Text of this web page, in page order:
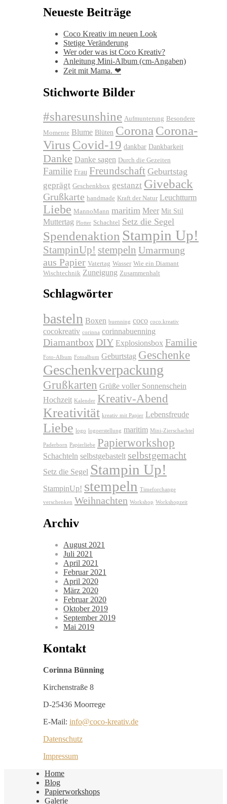
Neueste Beiträge
Coco Kreativ im neuen Look
Stetige Veränderung
Wer oder was ist Coco Kreativ?
Anleitung Mini-Album (cm-Angaben)
Zeit mit Mama. ❤
Stichworte Bilder
#sharesunshine Aufmunterung Besondere
Momente Blume Blüten Corona Corona-
Virus Covid-19 dankbar Dankbarkeit
Danke Danke sagen Durch die Gezeiten
Familie Frau Freundschaft Geburtstag
geprägt Geschenkbox gestanzt Giveback
Grußkarte handmade Kraft der Natur Leuchtturm
Liebe MannoMann maritim Meer Mit Stil
Muttertag Plotter Schachtel Setz die Segel
Spendenaktion Stampin Up!
StampinUp! stempeln Umarmung
aus Papier Vatertag Wasser Wie ein Diamant
Wischtechnik Zuneigung Zusammenhalt
Schlagwörter
basteln Boxen buenning coco coco.kreativ
cocokreativ corinna corinnabuenning
Diamantbox DIY Explosionsbox Familie
Foto-Album Fotoalbum Geburtstag Geschenke
Geschenkverpackung
Grußkarten Grüße voller Sonnenschein
Hochzeit Kalender Kreativ-Abend
Kreativität kreativ mit Papier Lebensfreude
Liebe logo logoerstellung maritim Mini-Zierschachtel
Paderborn Papierliebe Papierworkshop
Schachteln selbstgebastelt selbstgemacht
Setz die Segel Stampin Up!
StampinUp! stempeln Timeforchange
verschenken Weihnachten Workshop Workshopzeit
Archiv
August 2021
Juli 2021
April 2021
Februar 2021
April 2020
März 2020
Februar 2020
Oktober 2019
September 2019
Mai 2019
Kontakt
Corinna Bünning
Kirchenstraße 8
D-25436 Moorrege
E-Mail: info@coco-kreativ.de
Datenschutz
Impressum
Home
Blog
Papierworkshops
Galerie